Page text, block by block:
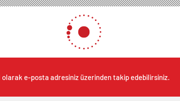
olarak e-posta adresiniz üzerinden takip edebilirsiniz.